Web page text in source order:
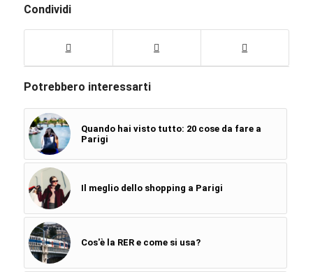
Condividi
Potrebbero interessarti
Quando hai visto tutto: 20 cose da fare a
Parigi
Il meglio dello shopping a Parigi
Cos'è la RER e come si usa?